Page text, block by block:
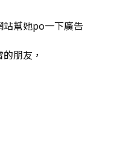
幫她po一下廣告
朋友，